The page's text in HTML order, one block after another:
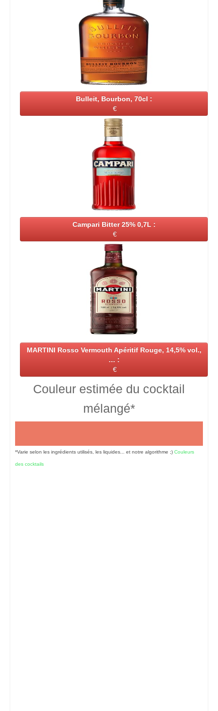
Bulleit, Bourbon, 70cl :
€
Campari Bitter 25% 0,7L :
€
MARTINI Rosso Vermouth Apéritif Rouge, 14,5% vol.,
… :
€
Couleur estimée du cocktail
mélangé*
*Varie selon les ingrédients utilisés, les liquides... et notre algorithme ;) Couleurs
des cocktails